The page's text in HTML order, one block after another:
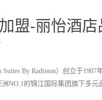
盟-丽怡酒
By Radisson）创立于
NO.1的锦江国际集团旗下多元